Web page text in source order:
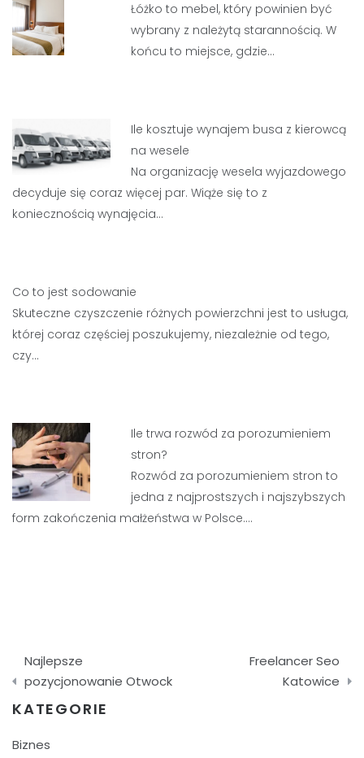
Łóżko to mebel, który powinien być
wybrany z należytą starannością. W
końcu to miejsce, gdzie…
Ile kosztuje wynajem busa z kierowcą
na wesele
Na organizację wesela wyjazdowego
decyduje się coraz więcej par. Wiąże się to z
koniecznością wynajęcia…
Co to jest sodowanie
Skuteczne czyszczenie różnych powierzchni jest to usługa,
której coraz częściej poszukujemy, niezależnie od tego,
czy…
Ile trwa rozwód za porozumieniem
stron?
Rozwód za porozumieniem stron to
jedna z najprostszych i najszybszych
form zakończenia małżeństwa w Polsce.…
Nawigacja
wpisu
Najlepsze
pozycjonowanie Otwock
Freelancer Seo
Katowice
KATEGORIE
Biznes